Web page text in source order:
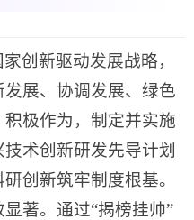
创新驱动发展战略，
展、协调发展、绿色
极作为，制定并实施
术创新研发先导计划
创新筑牢制度根基。
著。通过“揭榜挂帅”